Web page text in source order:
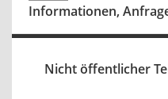
Informationen,
Nicht öffentlicher